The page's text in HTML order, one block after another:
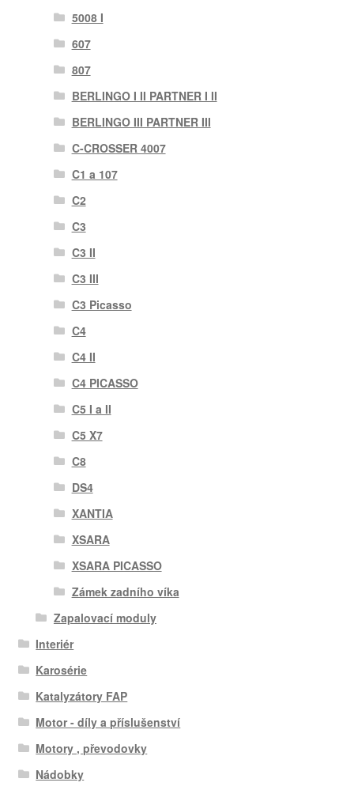
5008 I
607
807
BERLINGO I II PARTNER I II
BERLINGO III PARTNER III
C-CROSSER 4007
C1 a 107
C2
C3
C3 II
C3 III
C3 Picasso
C4
C4 II
C4 PICASSO
C5 I a II
C5 X7
C8
DS4
XANTIA
XSARA
XSARA PICASSO
Zámek zadního víka
Zapalovací moduly
Interiér
Karosérie
Katalyzátory FAP
Motor - díly a příslušenství
Motory , převodovky
Nádobky